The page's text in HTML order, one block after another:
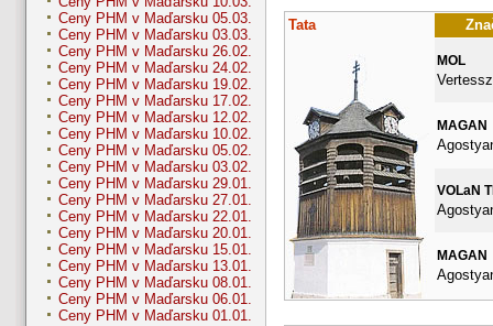
Ceny PHM v Maďarsku 05.03.
Ceny PHM v Maďarsku 03.03.
Ceny PHM v Maďarsku 26.02.
Ceny PHM v Maďarsku 24.02.
Ceny PHM v Maďarsku 19.02.
Ceny PHM v Maďarsku 17.02.
Ceny PHM v Maďarsku 12.02.
Ceny PHM v Maďarsku 10.02.
Ceny PHM v Maďarsku 05.02.
Ceny PHM v Maďarsku 03.02.
Ceny PHM v Maďarsku 29.01.
Ceny PHM v Maďarsku 27.01.
Ceny PHM v Maďarsku 22.01.
Ceny PHM v Maďarsku 20.01.
Ceny PHM v Maďarsku 15.01.
Ceny PHM v Maďarsku 13.01.
Ceny PHM v Maďarsku 08.01.
Ceny PHM v Maďarsku 06.01.
Ceny PHM v Maďarsku 01.01.
Tata
MOL
MAGAN
VOLaN
MAGAN